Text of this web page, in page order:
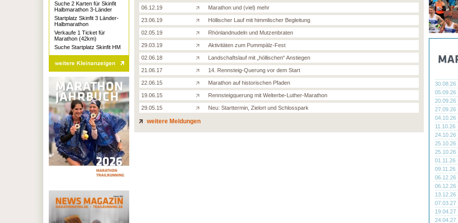
06.12.19 Marathon und (viel) mehr
23.06.19 Höllischer Lauf mit himmlischer Begleitung
02.05.19 Rhönlandnudeln und Mutzenbraten
29.03.19 Aktivitäten zum Pummpälz-Fest
02.06.18 Landschaftslauf mit „höllischen“ Anstiegen
21.06.17 14. Rennsteig-Querung vor dem Start
22.06.15 Marathon auf historischen Pfaden
19.06.15 Rennsteigquerung mit Welterbe-Luther-Marathon
29.05.15 Neu: Starttermin, Zielort und Schlosspark
weitere Meldungen
30.08.26
05.09.26
20.09.26
27.09.26
04.10.26
11.10.26
24.10.26
25.10.26
25.10.26
01.11.26
09.11.26
06.12.26
06.12.26
13.12.26
07.03.27
19.04.27
24.04.27
Suche 2 Karten für Skinfit
Halbmarathon 3-Länder
Startplatz Skinfit 3 Länder-
Halbmarathon
Verkaufe 1 Ticket für
Marathon (42km)
Suche Startplatz Skinfit HM